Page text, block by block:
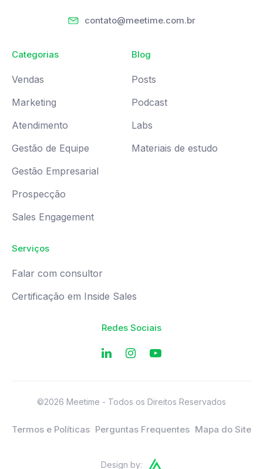
contato@meetime.com.br
Categorias
Vendas
Marketing
Atendimento
Gestão de Equipe
Gestão Empresarial
Prospecção
Sales Engagement
Blog
Posts
Podcast
Labs
Materiais de estudo
Serviços
Falar com consultor
Certificação em Inside Sales
Redes Sociais
©2026 Meetime - Todos os Direitos Reservados
Termos e Políticas Perguntas Frequentes Mapa do Site
Design by: